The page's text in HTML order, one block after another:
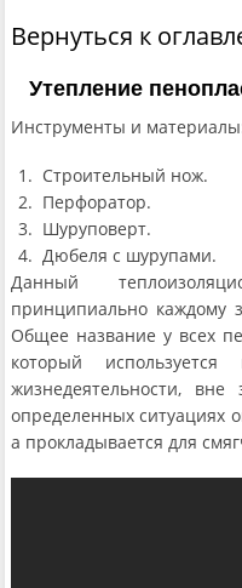
Вернуться к
Утепление
Инструменты и
Строительный нож.
Перфоратор.
Шуруповерт.
Дюбеля с шурупами.
Данный
принципиально каждому
Общее название у всех
который
жизнедеятельности,
определенных ситуациях
а прокладывается для